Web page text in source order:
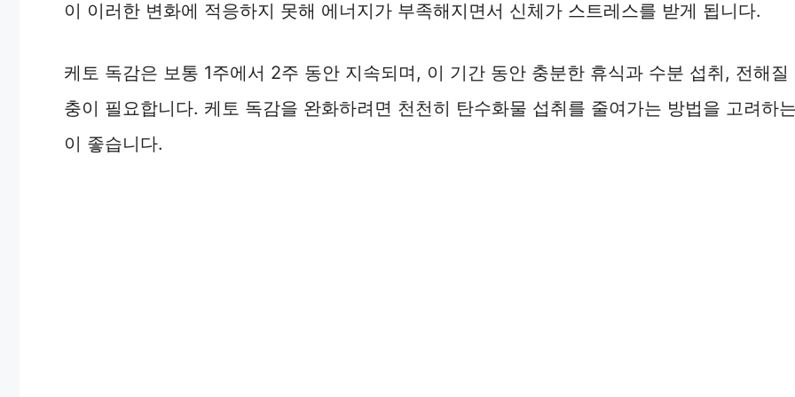
이 이러한 변화에 적응하지 못해 에너지가 부족해지면서 신체가 스트레스를 받게 됩니다.
케토 독감은 보통 1주에서 2주 동안 지속되며, 이 기간 동안 충분한 휴식과 수분 섭취, 전해질
충이 필요합니다. 케토 독감을 완화하려면 천천히 탄수화물 섭취를 줄여가는 방법을 고려하
이 좋습니다.